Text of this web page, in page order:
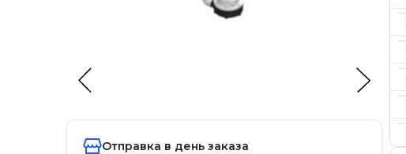
Отправка в день заказа